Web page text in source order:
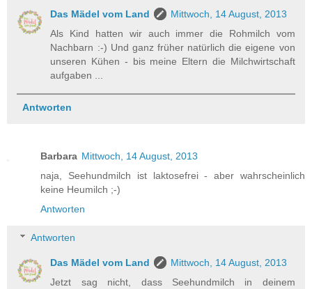
Das Mädel vom Land
Mittwoch, 14 August, 2013
Als Kind hatten wir auch immer die Rohmilch vom
Nachbarn :-) Und ganz früher natürlich die eigene von
unseren Kühen - bis meine Eltern die Milchwirtschaft
aufgaben ...
Antworten
Barbara Mittwoch, 14 August, 2013
naja, Seehundmilch ist laktosefrei - aber wahrscheinlich
keine Heumilch ;-)
Antworten
Antworten
Das Mädel vom Land
Mittwoch, 14 August, 2013
Jetzt sag nicht, dass Seehundmilch in deinem